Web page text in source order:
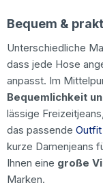
Bequem &
Unterschiedliche
dass jede Hose
anpasst. Im
Bequemlichkeit
lässige
das passende
kurze Damenjeans
Ihnen eine große
Marken.